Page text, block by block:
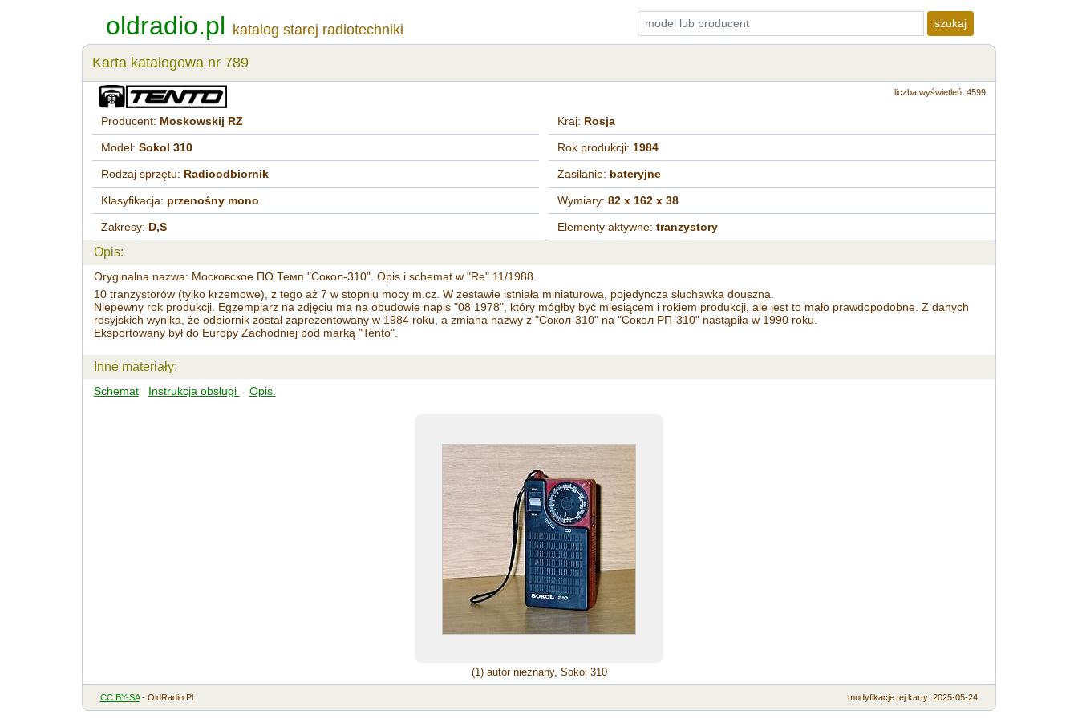
oldradio.pl katalog starej radiotechniki szukaj
Karta katalogowa nr 789
liczba wyświetleń: 4599
Producent: Moskowskij RZ
Model:Sokol 310
Rodzaj sprzętu: Radioodbiornik
Klasyfikacja: przenośny mono
Zakresy: D,S
Kraj: Rosja
Rok produkcji: 1984
Zasilanie: bateryjne
Wymiary:82 x 162 x 38
Elementy aktywne:tranzystory
Opis:
Oryginalna nazwa: Московское ПО Темп "Сокол-310". Opis i schemat w "Re" 11/1988.
10 tranzystorów (tylko krzemowe), z tego aż 7 w stopniu mocy m.cz. W zestawie istniała miniaturowa, pojedyncza słuchawka douszna.
Niepewny rok produkcji. Egzemplarz na zdjęciu ma na obudowie napis "08 1978", który mógłby być miesiącem i rokiem produkcji, ale jest to mało prawdopodobne. Z danych
rosyjskich wynika, że odbiornik został zaprezentowany w 1984 roku, a zmiana nazwy z "Сокол-310" na "Сокол РП-310" nastąpiła w 1990 roku.
Eksportowany był do Europy Zachodniej pod marką "Tento".
Inne materiały:
Schemat Instrukcja obsługi Opis.
(1) autor nieznany, Sokol 310
CC BY-SA- OldRadio.Pl modyfikacje tej karty: 2025-05-24